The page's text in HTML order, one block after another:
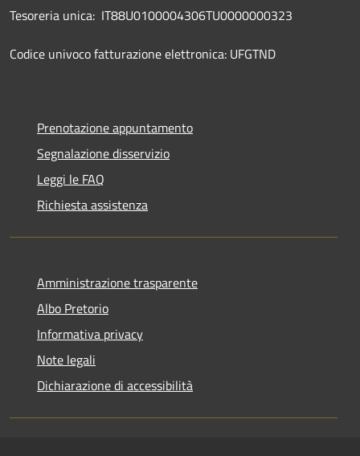
Tesoreria unica: IT88U0100004306TU0000000323
Codice univoco fatturazione elettronica: UFGTND
Prenotazione appuntamento
Segnalazione disservizio
Leggi le FAQ
Richiesta assistenza
Amministrazione trasparente
Albo Pretorio
Informativa privacy
Note legali
Dichiarazione di accessibilità